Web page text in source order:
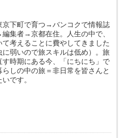
京下町で育つ→バンコクで情報誌
集者→京都在住。人生の中で、
て考えることに費やしてきました
に弱いので旅スキルは低め）。旅
す時期にある今、「にちにち」で
らしの中の旅＝非日常を皆さんと
です。